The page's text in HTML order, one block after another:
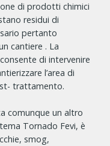
di prodotti chimici
residui di
pertanto
cantiere . La
di intervenire
l’area di
trattamento.
comunque un altro
Tornado Fevi, è
smog,